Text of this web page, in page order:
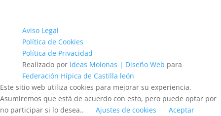
Aviso Legal
Política de Cookies
Política de Privacidad
Realizado por Ideas Molonas | Diseño Web para
Federación Hípica de Castilla león
Este sitio web utiliza cookies para mejorar su experiencia.
Asumiremos que está de acuerdo con esto, pero puede optar por
no participar si lo desea..
Ajustes de cookies
Aceptar